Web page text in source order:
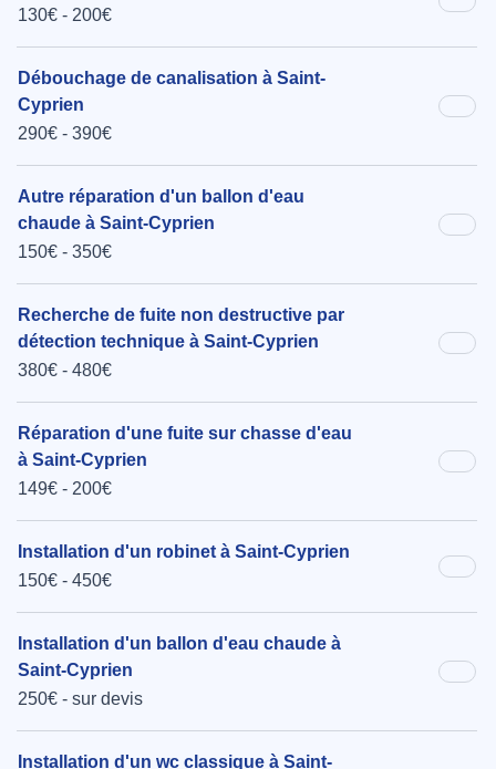
130€ - 200€
Débouchage de canalisation à Saint-
Cyprien
290€ - 390€
Autre réparation d'un ballon d'eau
chaude à Saint-Cyprien
150€ - 350€
Recherche de fuite non destructive par
détection technique à Saint-Cyprien
380€ - 480€
Réparation d'une fuite sur chasse d'eau
à Saint-Cyprien
149€ - 200€
Installation d'un robinet à Saint-Cyprien
150€ - 450€
Installation d'un ballon d'eau chaude à
Saint-Cyprien
250€ - sur devis
Installation d'un wc classique à Saint-